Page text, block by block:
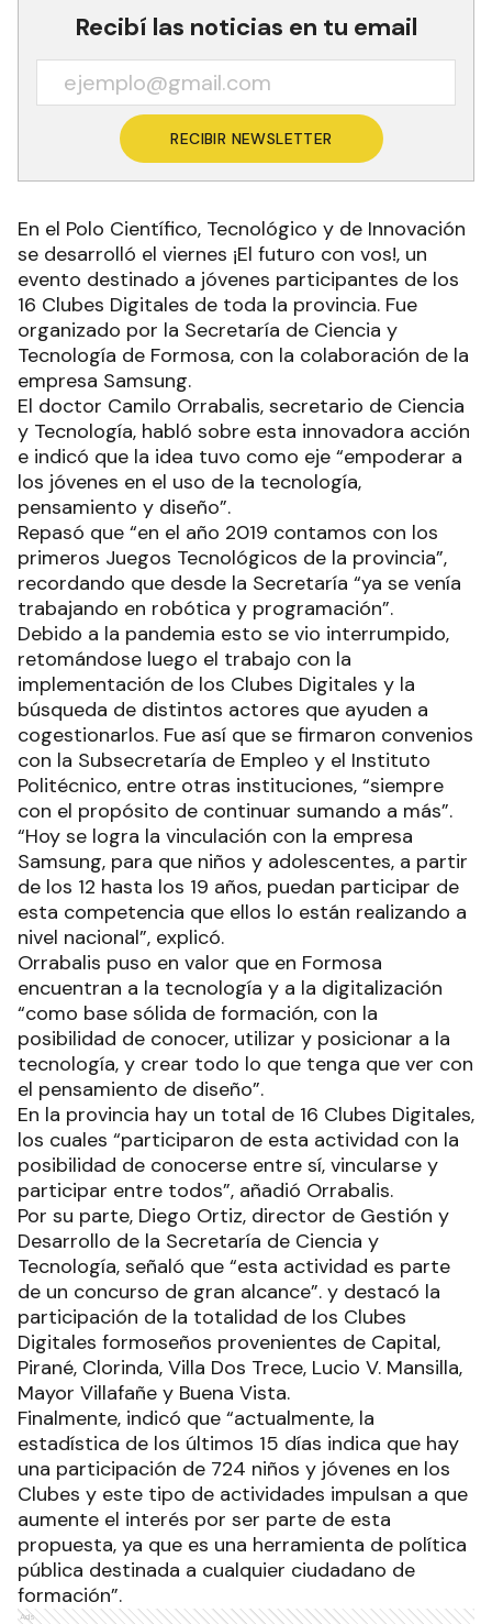
Recibí las noticias en tu email
RECIBIR NEWSLETTER
En el Polo Científico, Tecnológico y de Innovación
se desarrolló el viernes ¡El futuro con vos!, un
evento destinado a jóvenes participantes de los
16 Clubes Digitales de toda la provincia. Fue
organizado por la Secretaría de Ciencia y
Tecnología de Formosa, con la colaboración de la
empresa Samsung.
El doctor Camilo Orrabalis, secretario de Ciencia
y Tecnología, habló sobre esta innovadora acción
e indicó que la idea tuvo como eje “empoderar a
los jóvenes en el uso de la tecnología,
pensamiento y diseño”.
Repasó que “en el año 2019 contamos con los
primeros Juegos Tecnológicos de la provincia”,
recordando que desde la Secretaría “ya se venía
trabajando en robótica y programación”.
Debido a la pandemia esto se vio interrumpido,
retomándose luego el trabajo con la
implementación de los Clubes Digitales y la
búsqueda de distintos actores que ayuden a
cogestionarlos. Fue así que se firmaron convenios
con la Subsecretaría de Empleo y el Instituto
Politécnico, entre otras instituciones, “siempre
con el propósito de continuar sumando a más”.
“Hoy se logra la vinculación con la empresa
Samsung, para que niños y adolescentes, a partir
de los 12 hasta los 19 años, puedan participar de
esta competencia que ellos lo están realizando a
nivel nacional”, explicó.
Orrabalis puso en valor que en Formosa
encuentran a la tecnología y a la digitalización
“como base sólida de formación, con la
posibilidad de conocer, utilizar y posicionar a la
tecnología, y crear todo lo que tenga que ver con
el pensamiento de diseño”.
En la provincia hay un total de 16 Clubes Digitales,
los cuales “participaron de esta actividad con la
posibilidad de conocerse entre sí, vincularse y
participar entre todos”, añadió Orrabalis.
Por su parte, Diego Ortiz, director de Gestión y
Desarrollo de la Secretaría de Ciencia y
Tecnología, señaló que “esta actividad es parte
de un concurso de gran alcance”. y destacó la
participación de la totalidad de los Clubes
Digitales formoseños provenientes de Capital,
Pirané, Clorinda, Villa Dos Trece, Lucio V. Mansilla,
Mayor Villafañe y Buena Vista.
Finalmente, indicó que “actualmente, la
estadística de los últimos 15 días indica que hay
una participación de 724 niños y jóvenes en los
Clubes y este tipo de actividades impulsan a que
aumente el interés por ser parte de esta
propuesta, ya que es una herramienta de política
pública destinada a cualquier ciudadano de
formación”.
Ads